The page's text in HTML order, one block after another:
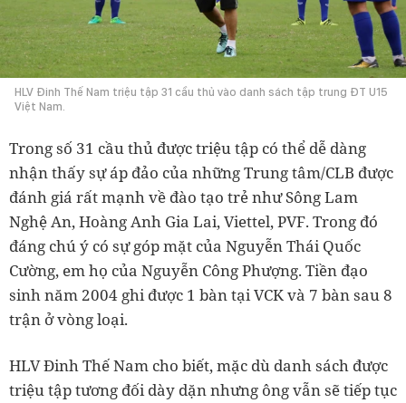
HLV Đinh Thế Nam triệu tập 31 cầu thủ vào danh sách tập trung ĐT U15
Việt Nam.
Trong số 31 cầu thủ được triệu tập có thể dễ dàng
nhận thấy sự áp đảo của những Trung tâm/CLB được
đánh giá rất mạnh về đào tạo trẻ như Sông Lam
Nghệ An, Hoàng Anh Gia Lai, Viettel, PVF. Trong đó
đáng chú ý có sự góp mặt của Nguyễn Thái Quốc
Cường, em họ của Nguyễn Công Phượng. Tiền đạo
sinh năm 2004 ghi được 1 bàn tại VCK và 7 bàn sau 8
trận ở vòng loại.
HLV Đinh Thế Nam cho biết, mặc dù danh sách được
triệu tập tương đối dày dặn nhưng ông vẫn sẽ tiếp tục